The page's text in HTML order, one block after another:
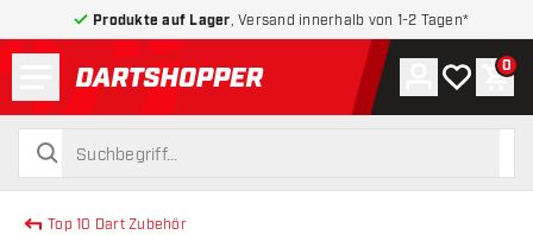
Produkte auf Lager , Versand innerhalb von 1-2 Tagen*
zurück zur Startseite
suchen
suchen
Konto
Meine 0
Top 10 Dart Zubehör